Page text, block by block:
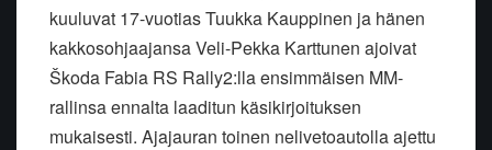
kuuluvat 17-vuotias Tuukka Kauppinen ja hänen
kakkosohjaajansa Veli-Pekka Karttunen ajoivat
Škoda Fabia RS Rally2:lla ensimmäisen MM-
rallinsa ennalta laaditun käsikirjoituksen
mukaisesti. Ajajauran toinen nelivetoautolla ajettu